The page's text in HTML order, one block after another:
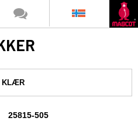
KLÆR
25815-505